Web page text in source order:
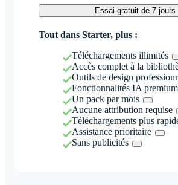
Essai gratuit de 7 jours
Tout dans Starter, plus :
Téléchargements illimités
Accès complet à la
Outils de design
Fonctionnalités IA premium
Un pack par mois
Aucune attribution requise
Téléchargements plus
Assistance prioritaire
Sans publicités